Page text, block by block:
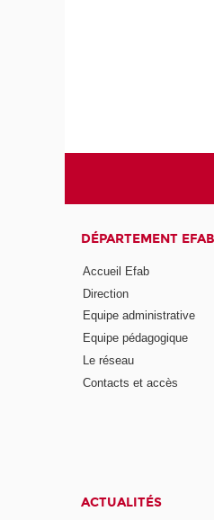
DÉPARTEMENT EFAB
Accueil Efab
Direction
Equipe administrative
Equipe pédagogique
Le réseau
Contacts et accès
ACTUALITÉS